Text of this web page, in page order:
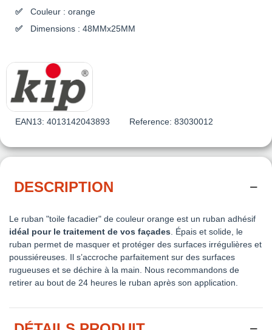
Couleur : orange
Dimensions : 48MMx25MM
EAN13: 4013142043893 Reference: 83030012
DESCRIPTION
Le ruban "toile facadier" de couleur orange est un ruban adhésif
idéal pour le traitement de vos façades . Épais et solide, le
ruban permet de masquer et protéger des surfaces irrégulières et
poussiéreuses. Il s’accroche parfaitement sur des surfaces
rugueuses et se déchire à la main. Nous recommandons de
retirer au bout de 24 heures le ruban après son application.